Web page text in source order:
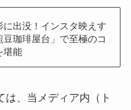
に出没！インスタ映えす
豆珈琲屋台」で至極のコ
堪能
は、当メディア内（ト